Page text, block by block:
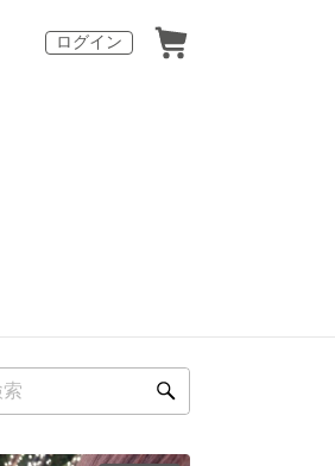
ログイン